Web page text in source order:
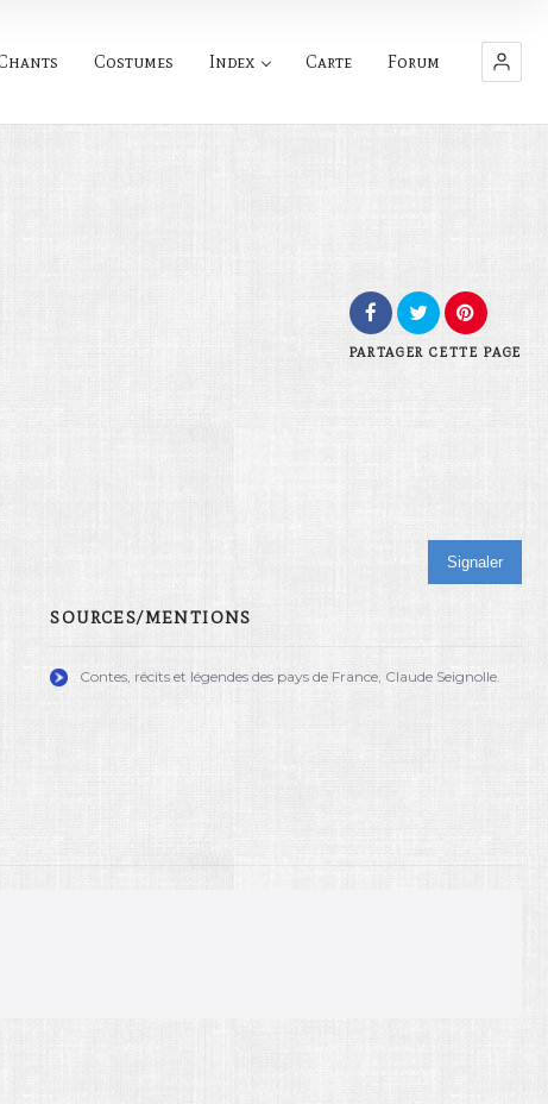
Costumes Index Carte Forum
PARTAGER CETTE PAGE
Signaler
SOURCES/MENTIONS
Contes, récits et légendes des pays de France, Claude Seignolle.